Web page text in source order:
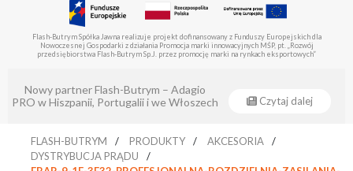
Oświetlenie
Lasery
Reflektory
Prowadzące
Flash-Butrym Spółka Jawna realizuje projekt dofinansowany z Europejskiego Funduszu Rozwoju
Regionalnego z poddziałania 1.1.
Eventsklep - oficjalnym dystrybutorem
Flash-Butrym !
Czytaj dalej
FLASH-BUTRYM PRODUKTY
AKCESORIA
DYSTRYBUCJA PRĄDU